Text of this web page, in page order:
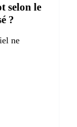
selon le
?
ne